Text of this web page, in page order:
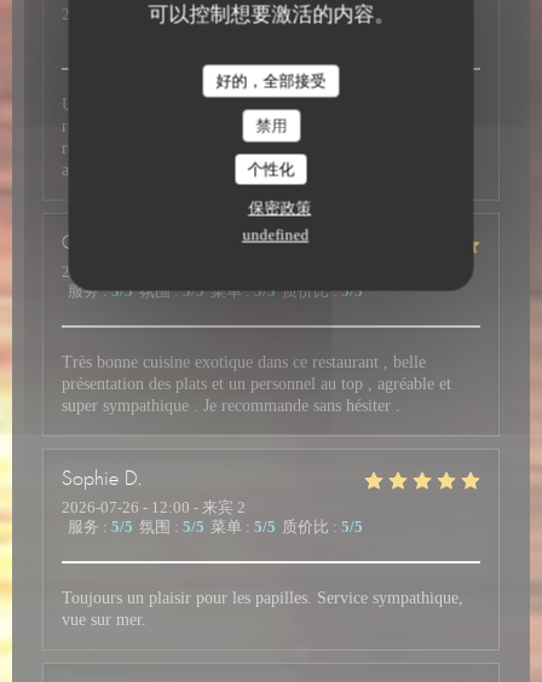
可以控制想要激活的内容。
好的，全部接受
禁用
个性化
保密政策
undefined
2026-07-28
- 19:00 - 来宾 2
Un accueil avec le sourire et une belle disponibilité. Nous
recommandons ce restaurant, qui nous avait déjà été
recommandé, où le goût, la qualité des mets et du service,
ainsi que la vue vous font passer un excellent moment.
Christian
2026-07-26
服务: 5/5 氛围: 5/5 菜单: 5/5 质价比: 5/5
Très bonne cuisine exotique dans ce restaurant , belle
présentation des plats et un personnel au top , agréable et
super sympathique . Je recommande sans hésiter .
Sophie D
2026-07-26 - 12:00 - 来宾 2
服务 : 5/5 氛围 : 5/5 菜单 : 5/5 质价比 : 5/5
Toujours un plaisir pour les papilles. Service sympathique,
vue sur mer.